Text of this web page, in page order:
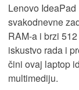
Lenovo
svakodnevne
RAM-a i brzi
iskustvo rada i
čini ovaj laptop
multimediju.